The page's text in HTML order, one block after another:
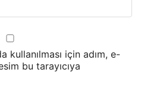
kullanılması için adım, e-
bu tarayıcıya